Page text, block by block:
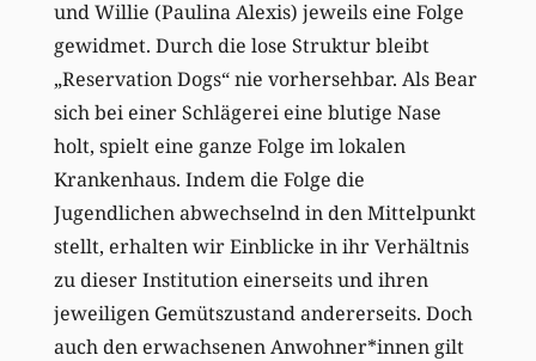
und Willie (Paulina Alexis) jeweils eine Folge
gewidmet. Durch die lose Struktur bleibt
„Reservation Dogs“ nie vorhersehbar. Als Bear
sich bei einer Schlägerei eine blutige Nase
holt, spielt eine ganze Folge im lokalen
Krankenhaus. Indem die Folge die
Jugendlichen abwechselnd in den Mittelpunkt
stellt, erhalten wir Einblicke in ihr Verhältnis
zu dieser Institution einerseits und ihren
jeweiligen Gemütszustand andererseits. Doch
auch den erwachsenen Anwohner*innen gilt